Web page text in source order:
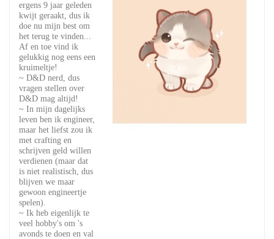
ergens 9 jaar geleden
kwijt geraakt, dus ik
doe nu mijn best om
het terug te vinden...
Af en toe vind ik
gelukkig nog eens een
kruimeltje!
~ D&D nerd, dus
vragen stellen over
D&D mag altijd!
~ In mijn dagelijks
leven ben ik engineer,
maar het liefst zou ik
met crafting en
schrijven geld willen
verdienen (maar dat
is niet realistisch, dus
blijven we maar
gewoon engineertje
spelen).
~ Ik heb eigenlijk te
veel hobby's om 's
avonds te doen en val